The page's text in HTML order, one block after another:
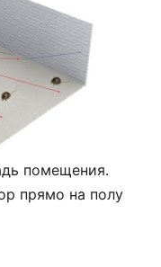
помещения.
прямо на полу